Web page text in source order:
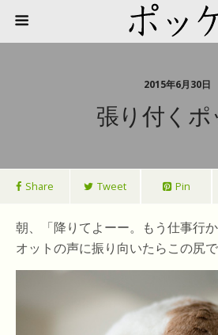
2015年6月30日
張り付くポ
Share Tweet Pin
朝、「降りてよーー。もう仕事行
オットの声に振り向いたらこの尻で